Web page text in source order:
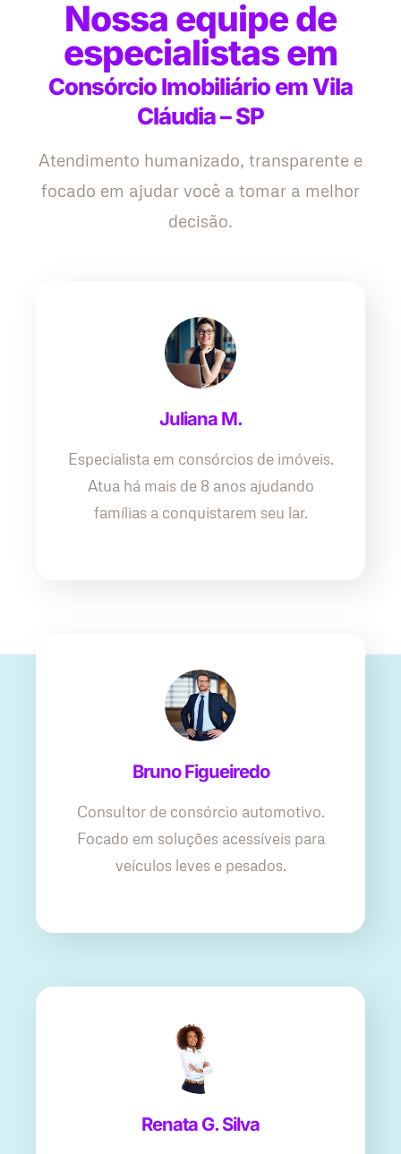
Nossa equipe de
especialistas em
Consórcio Imobiliário em Vila
Cláudia – SP
Atendimento humanizado, transparente e
focado em ajudar você a tomar a melhor
decisão.
Juliana M.
Especialista em consórcios de imóveis.
Atua há mais de 8 anos ajudando
famílias a conquistarem seu lar.
Bruno Figueiredo
Consultor de consórcio automotivo.
Focado em soluções acessíveis para
veículos leves e pesados.
Renata G. Silva